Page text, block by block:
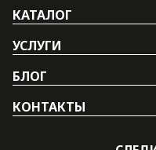
КАТАЛОГ
УСЛУГИ
БЛОГ
КОНТАКТЫ